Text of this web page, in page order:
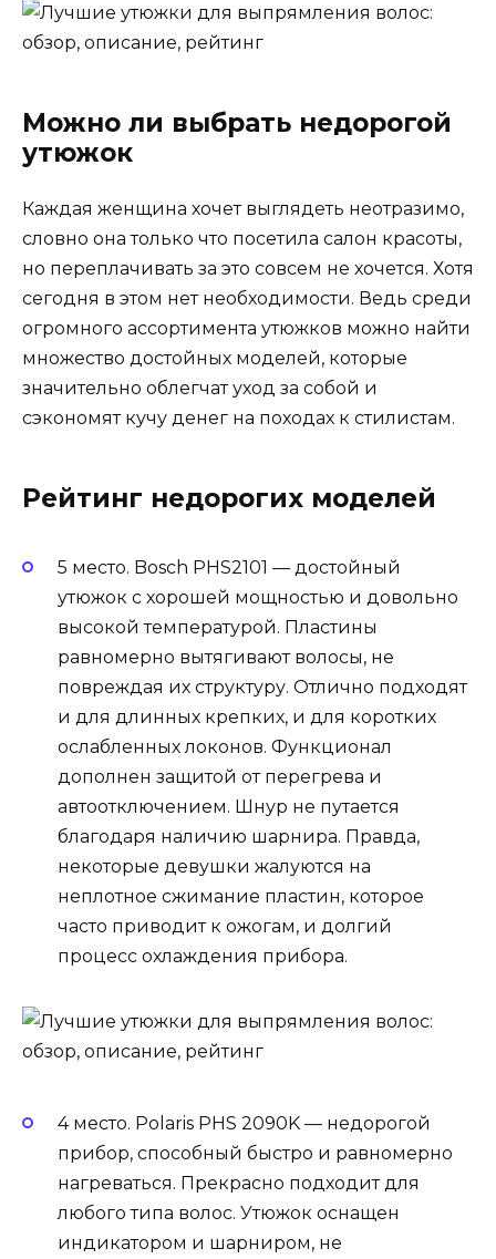
Можно ли выбрать недорогой
утюжок
Каждая женщина хочет выглядеть неотразимо,
словно она только что посетила салон красоты,
но переплачивать за это совсем не хочется. Хотя
сегодня в этом нет необходимости. Ведь среди
огромного ассортимента утюжков можно найти
множество достойных моделей, которые
значительно облегчат уход за собой и
сэкономят кучу денег на походах к стилистам.
Рейтинг недорогих моделей
5 место. Bosch PHS2101 — достойный
утюжок с хорошей мощностью и довольно
высокой температурой. Пластины
равномерно вытягивают волосы, не
повреждая их структуру. Отлично подходят
и для длинных крепких, и для коротких
ослабленных локонов. Функционал
дополнен защитой от перегрева и
автоотключением. Шнур не путается
благодаря наличию шарнира. Правда,
некоторые девушки жалуются на
неплотное сжимание пластин, которое
часто приводит к ожогам, и долгий
процесс охлаждения прибора.
4 место. Polaris PHS 2090K — недорогой
прибор, способный быстро и равномерно
нагреваться. Прекрасно подходит для
любого типа волос. Утюжок оснащен
индикатором и шарниром, не